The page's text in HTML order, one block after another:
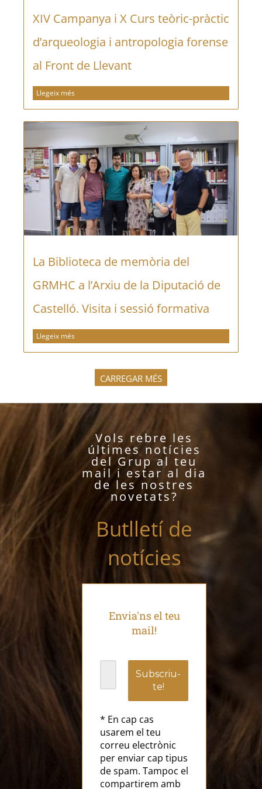
XIV Campanya i X Curs teòric-pràctic
d’arqueologia i antropologia forense
al Front de Llevant
Llegeix més
La Biblioteca de memòria del
GRMHC a l’Arxiu de la Diputació de
Castelló. Visita i sessió formativa
Llegeix més
CARREGAR MÉS
Vols rebre les
últimes notícies
del Grup al teu
mail i estar al dia
de les nostres
novetats?
Butlletí de
notícies
Envia'ns el teu
mail!
* En cap cas
usarem el teu
correu electrònic
per enviar cap tipus
de spam. Tampoc el
compartirem amb